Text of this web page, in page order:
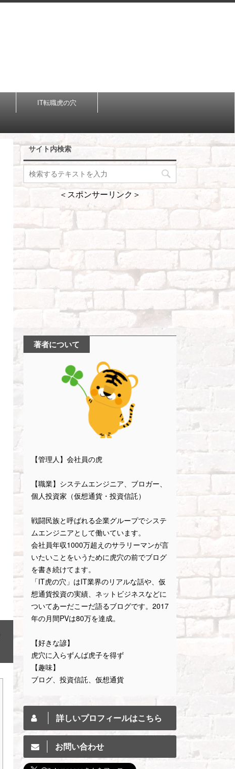
IT転職虎の穴
サイト内検索
＜スポンサーリンク＞
著者について
【管理人】会社員の虎
【職業】システムエンジニア、ブロガー、
個人投資家（仮想通貨・投資信託）
戦闘民族と呼ばれる企業グループでシステ
ムエンジニアとして働いています。
会社員年収1000万超えのサラリーマンが言
いたいことをいうために虎穴の前でブログ
を書き続けてます。
「IT虎の穴」はIT業界のリアルな話や、仮
想通貨投資の実績、ネットビジネスなどに
ついてあーだこーだ語るブログです。2017
年の月間PVは80万を達成。
【好きな諺】
虎穴に入らずんば虎子を得ず
【趣味】
ブログ、投資信託、仮想通貨
詳しいプロフィールはこちら
お問い合わせ